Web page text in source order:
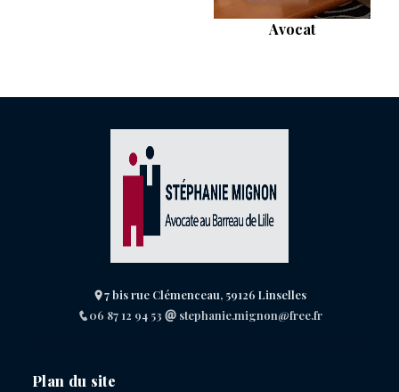
Avocat
7 bis rue Clémenceau, 59126 Linselles
06 87 12 94 53
stephanie.mignon@free.fr
Plan du site